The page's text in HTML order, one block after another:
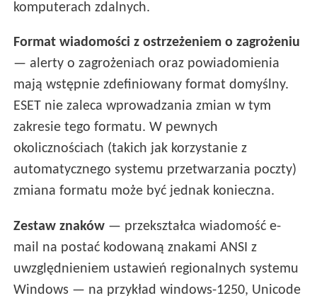
komputerach zdalnych.
Format wiadomości z ostrzeżeniem o zagrożeniu
— alerty o zagrożeniach oraz powiadomienia
mają wstępnie zdefiniowany format domyślny.
ESET nie zaleca wprowadzania zmian w tym
zakresie tego formatu. W pewnych
okolicznościach (takich jak korzystanie z
automatycznego systemu przetwarzania poczty)
zmiana formatu może być jednak konieczna.
Zestaw znaków — przekształca wiadomość e-
mail na postać kodowaną znakami ANSI z
uwzględnieniem ustawień regionalnych systemu
Windows — na przykład windows-1250, Unicode